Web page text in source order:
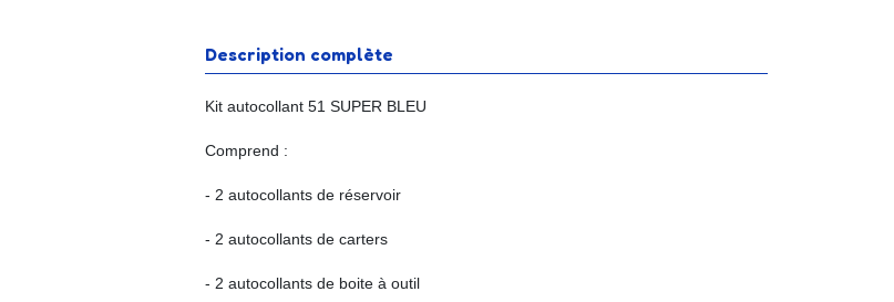
Description complète
Kit autocollant 51 SUPER BLEU
Comprend :
- 2 autocollants de réservoir
- 2 autocollants de carters
- 2 autocollants de boite à outil